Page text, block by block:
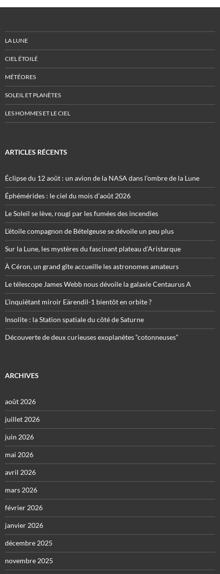
LA LUNE
CIEL ÉTOILÉ
MÉTÉORES
SOLEIL ET PLANÈTES
LES HOMMES ET LE CIEL
ARTICLES RÉCENTS
Éclipse du 12 août : un avion de la NASA dans l’ombre de la Lune
Éphémérides : le ciel du mois d’août 2026
Le Soleil se lève, rougi par les fumées des incendies
L’étoile compagnon de Bételgeuse se dévoile un peu plus
Sur la Lune, les mystères du fascinant plateau d’Aristarque
À Céron, un grand gîte accueille les astronomes amateurs
Le télescope James Webb nous dévoile la galaxie Centaurus A
L’inquiétant miroir Eärendil-1 bientôt en orbite ?
Insolite : la Station spatiale du côté de Saturne
Découverte de deux curieuses exoplanètes “cotonneuses”
ARCHIVES
août 2026
juillet 2026
juin 2026
mai 2026
avril 2026
mars 2026
février 2026
janvier 2026
décembre 2025
novembre 2025